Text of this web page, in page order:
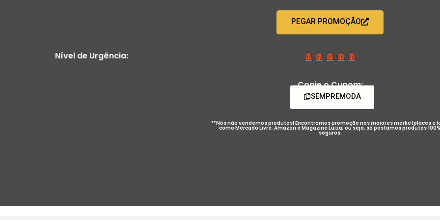
PEGAR PROMOÇÃO
Nível de Urgência:
Copie o Cupom:
SEMPREMODA
**Nós não vendemos produtos! Encontramos promoção nos maiores marketplaces e
como Mercado Livre, Amazon e Magazine Luiza, ou seja, só postamos produtos 100%
seguros.